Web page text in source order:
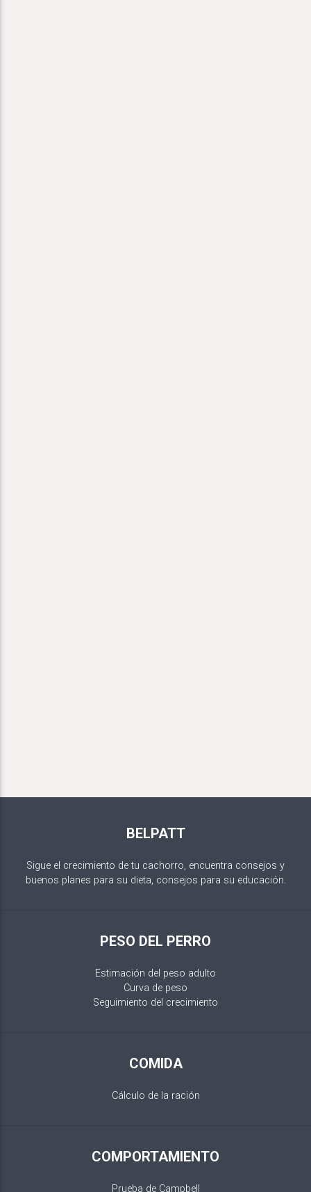
BELPATT
Sigue el crecimiento de tu cachorro, encuentra consejos y
buenos planes para su dieta, consejos para su educación.
PESO DEL PERRO
Estimación del peso adulto
Curva de peso
Seguimiento del crecimiento
COMIDA
Cálculo de la ración
COMPORTAMIENTO
Prueba de Campbell